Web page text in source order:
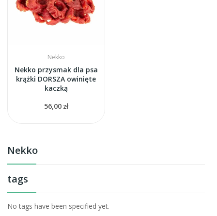
Nekko
tags
No tags have been specified yet.
Nekko
Nekko przysmak dla psa
krążki DORSZA owinięte
kaczką
56,00 zł